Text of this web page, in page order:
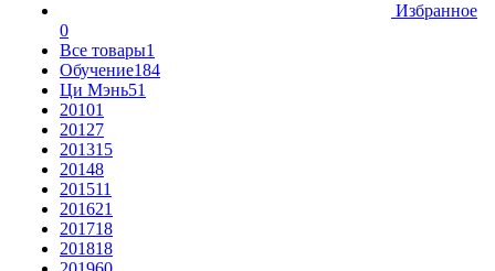
Избранное
0
Все товары1
Обучение184
Ци Мэнь51
20101
20127
201315
20148
201511
201621
201718
201818